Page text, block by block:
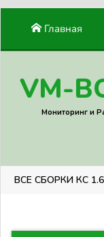
Главная
VM-
Мониторинг и
ВСЕ СБОРКИ КС 1.6